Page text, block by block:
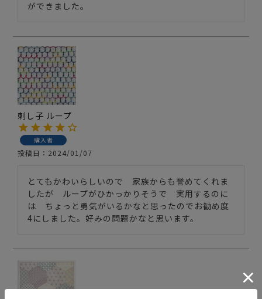
刺し子 ループ
購入者
投稿日 2024/01/07
とてもかわいらしいので　家族からも誉めてくれま
したが　ループがひかっかりそうで　実用するのに
は　ちょっと勇気がいるかなと思ったのでお勧め度
4にしました。好みの問題かなと思います。